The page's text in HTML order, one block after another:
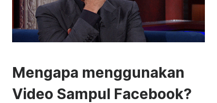
Mengapa menggunakan
Video Sampul Facebook?